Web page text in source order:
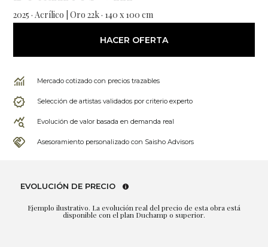
2025 · Acrílico | Oro 22k · 140 x 100 cm
HACER OFERTA
Mercado cotizado con precios trazables
Selección de artistas validados por criterio experto
Evolución de valor basada en demanda real
Asesoramiento personalizado con Saisho Advisors
EVOLUCIÓN DE PRECIO
Ejemplo ilustrativo. La evolución real del precio de esta obra está
disponible con el plan Duchamp o superior.